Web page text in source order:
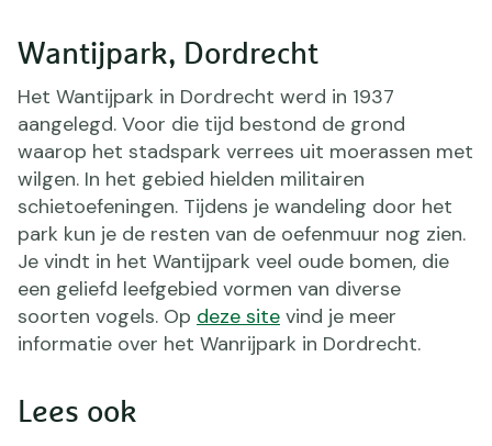
Wantijpark, Dordrecht
Het Wantijpark in Dordrecht werd in 1937
aangelegd. Voor die tijd bestond de grond
waarop het stadspark verrees uit moerassen met
wilgen. In het gebied hielden militairen
schietoefeningen. Tijdens je wandeling door het
park kun je de resten van de oefenmuur nog zien.
Je vindt in het Wantijpark veel oude bomen, die
een geliefd leefgebied vormen van diverse
soorten vogels. Op deze site vind je meer
informatie over het Wanrijpark in Dordrecht.
Lees ook